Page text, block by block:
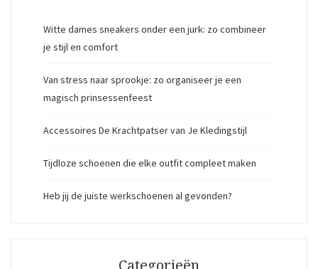
Witte dames sneakers onder een jurk: zo combineer
je stijl en comfort
Van stress naar sprookje: zo organiseer je een
magisch prinsessenfeest
Accessoires De Krachtpatser van Je Kledingstijl
Tijdloze schoenen die elke outfit compleet maken
Heb jij de juiste werkschoenen al gevonden?